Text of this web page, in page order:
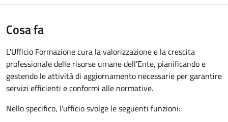
Cosa fa
L'Ufficio Formazione cura la valorizzazione e la crescita
professionale delle risorse umane dell'Ente, pianificando e
gestendo le attività di aggiornamento necessarie per garantire
servizi efficienti e conformi alle normative.
Nello specifico, l'ufficio svolge le seguenti funzioni: